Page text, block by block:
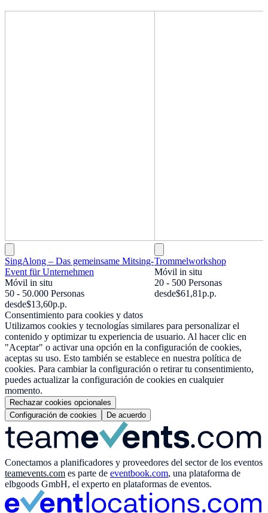
SingAlong – Das gemeinsame Mitsing-
Event für Unternehmen
Móvil in situ
50 - 50.000 Personas
desde$13,60p.p.
Trommelworkshop
Móvil in situ
20 - 500 Personas
desde$61,81p.p.
Consentimiento para cookies y datos
Utilizamos cookies y tecnologías similares para personalizar el
contenido y optimizar tu experiencia de usuario. Al hacer clic en
"Aceptar" o activar una opción en la configuración de cookies,
aceptas su uso. Esto también se establece en nuestra política de
cookies. Para cambiar la configuración o retirar tu consentimiento,
puedes actualizar la configuración de cookies en cualquier
momento.
Rechazar cookies opcionales
Configuración de cookies
De acuerdo
Conectamos a planificadores y proveedores del sector de los eventos
teamevents.com es parte de eventbook.com, una plataforma de
elbgoods GmbH, el experto en plataformas de eventos.